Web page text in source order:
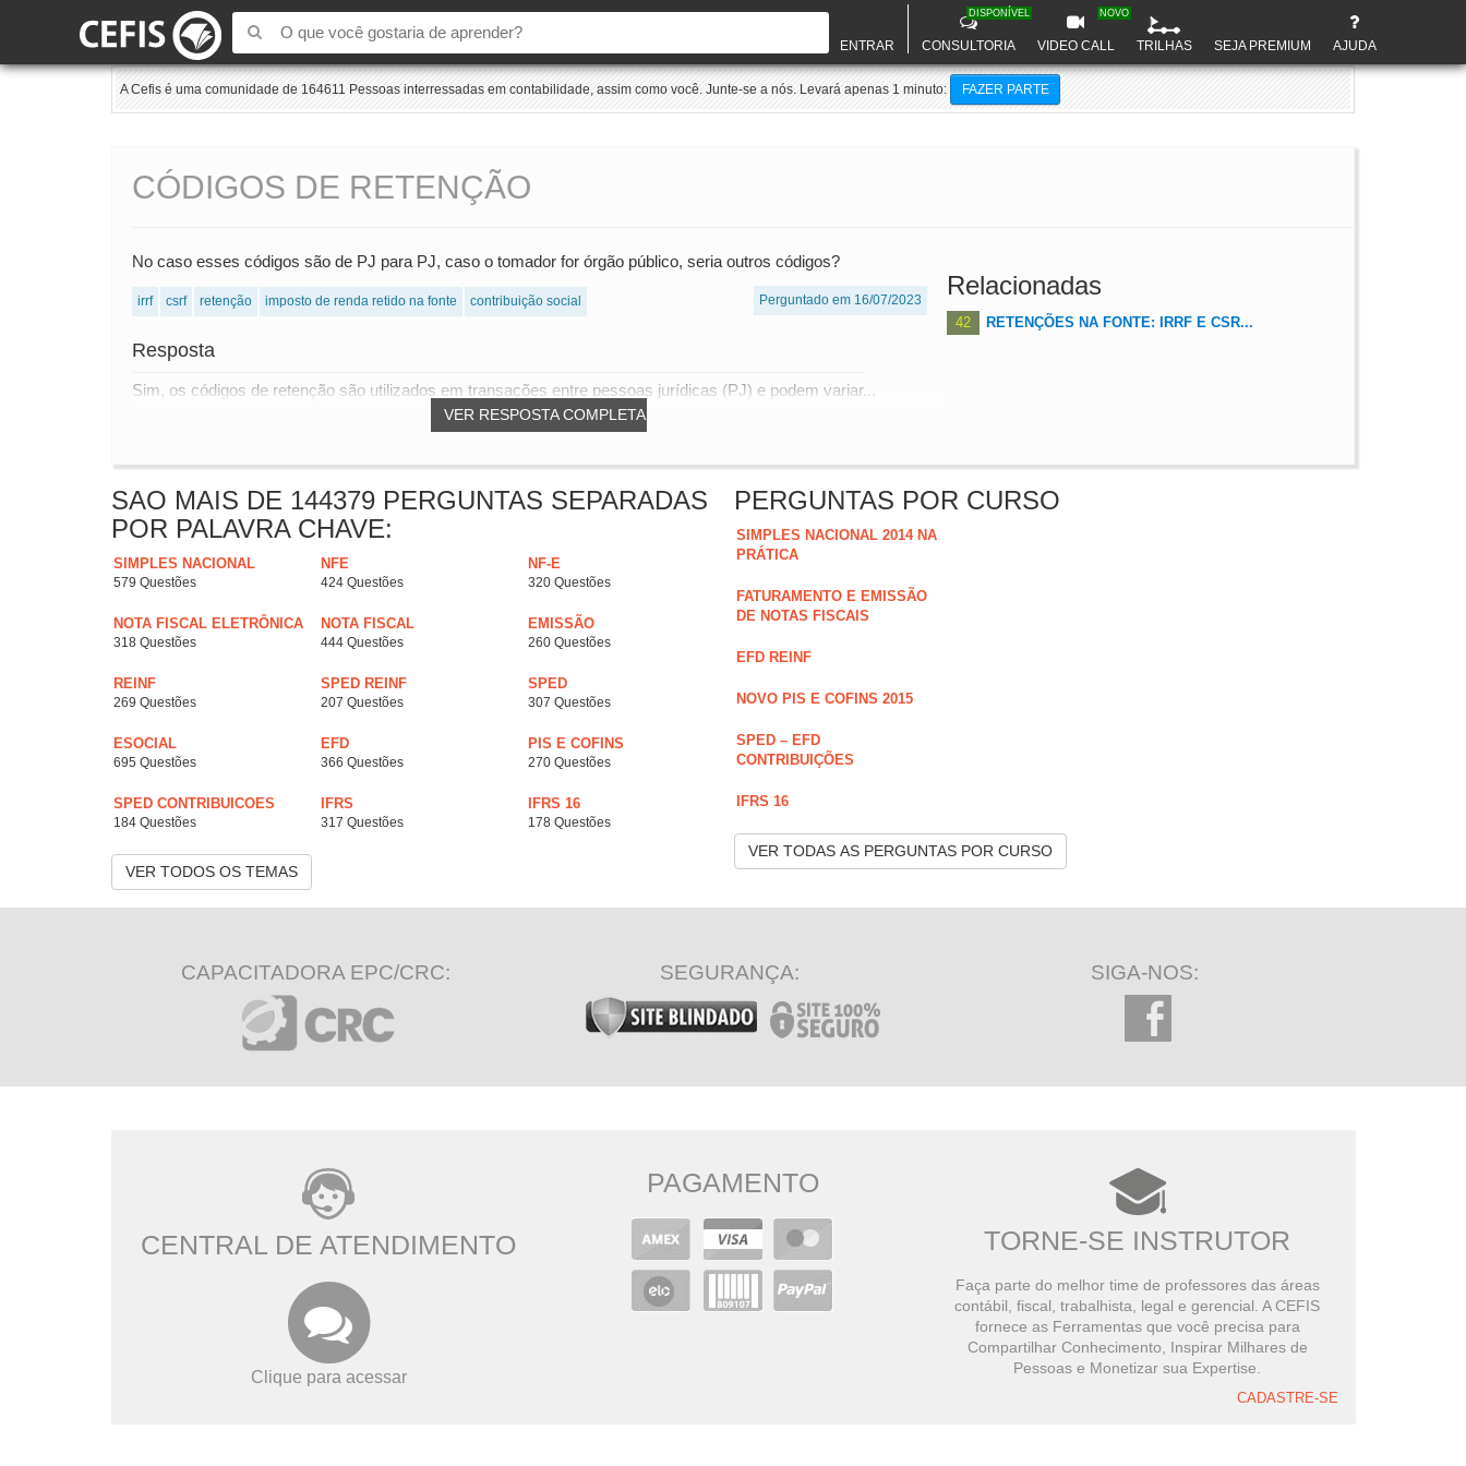
ENTRAR CONSULTORIA
DISPONÍVEL
VIDEO CALL
NOVO
TRILHAS SEJA PREMIUM AJUDA
A Cefis é uma comunidade de 164611 Pessoas interressadas em contabilidade, assim como você. Junte-se a nós. Levará apenas 1 minuto: FAZER PARTE
CÓDIGOS DE RETENÇÃO
No caso esses códigos são de PJ para PJ, caso o tomador for órgão público, seria outros códigos?
irrf csrf retenção imposto de renda retido na fonte contribuição social Perguntado em 16/07/2023
Resposta
VER RESPOSTA COMPLETA
Sim, os códigos de retenção são utilizados em transações entre pessoas jurídicas (PJ) e podem variar...
Relacionadas
42 RETENÇÕES NA FONTE: IRRF E CSR...
SAO MAIS DE 144379 PERGUNTAS SEPARADAS
POR PALAVRA CHAVE:
SIMPLES NACIONAL
579 Questões
NFE
424 Questões
NF-E
320 Questões
NOTA FISCAL ELETRÔNICA
318 Questões
NOTA FISCAL
444 Questões
EMISSÃO
260 Questões
REINF
269 Questões
SPED REINF
207 Questões
SPED
307 Questões
ESOCIAL
695 Questões
EFD
366 Questões
PIS E COFINS
270 Questões
SPED CONTRIBUICOES
184 Questões
IFRS
317 Questões
IFRS 16
178 Questões
VER TODOS OS TEMAS
PERGUNTAS POR CURSO
SIMPLES NACIONAL 2014 NA
PRÁTICA
FATURAMENTO E EMISSÃO
DE NOTAS FISCAIS
EFD REINF
NOVO PIS E COFINS 2015
SPED – EFD
CONTRIBUIÇÕES
IFRS 16
VER TODAS AS PERGUNTAS POR CURSO
CAPACITADORA EPC/CRC: SEGURANÇA: SIGA-NOS:
CENTRAL DE ATENDIMENTO
Clique para acessar
PAGAMENTO
TORNE-SE INSTRUTOR
Faça parte do melhor time de professores das áreas
contábil, fiscal, trabalhista, legal e gerencial. A CEFIS
fornece as Ferramentas que você precisa para
Compartilhar Conhecimento, Inspirar Milhares de
Pessoas e Monetizar sua Expertise.
CADASTRE-SE